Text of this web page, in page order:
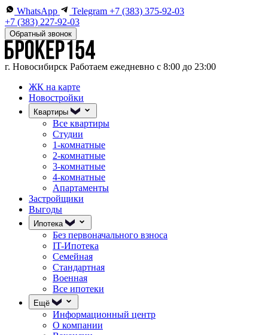
WhatsApp Telegram +7 (383) 375-92-03
+7 (383) 227-92-03
Обратный звонок
г. Новосибирск Работаем ежедневно с 8:00 до 23:00
ЖК на карте
Новостройки
Квартиры
Все квартиры
Студии
1-комнатные
2-комнатные
3-комнатные
4-комнатные
Апартаменты
Застройщики
Выгоды
Ипотека
Без первоначального взноса
IT-Ипотека
Семейная
Стандартная
Военная
Все ипотеки
Ещё
Информационный центр
О компании